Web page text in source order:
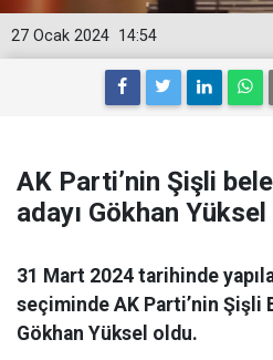
14:54
27 Ocak 2024
AK Parti’nin Şişli
adayı Gökhan
31 Mart 2024 tarihinde
seçiminde AK Parti’nin Şişli
Gökhan Yüksel oldu.